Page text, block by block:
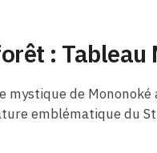
:
mystique de
emblématique du